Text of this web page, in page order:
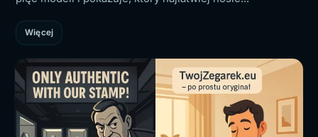
Więcej